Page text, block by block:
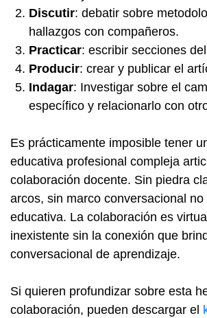
Discutir: debatir sobre
hallazgos con compañeros.
Practicar: escribir secciones
Producir: crear y publicar el
Indagar: Investigar sobre el
específico y relacionarlo con
Es prácticamente imposible tener
educativa profesional compleja
colaboración docente. Sin piedra
arcos, sin marco conversacional
educativa. La colaboración es
inexistente sin la conexión que
conversacional de aprendizaje.
Si quieren profundizar sobre esta
colaboración, pueden descargar el